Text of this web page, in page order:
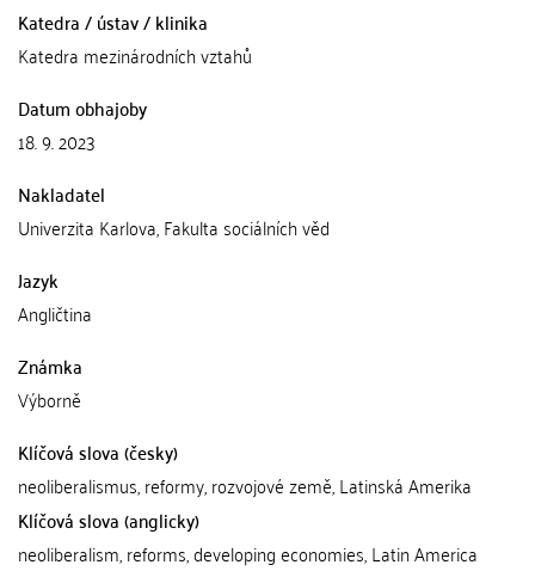
Katedra / ústav / klinika
Katedra mezinárodních vztahů
Datum obhajoby
18. 9. 2023
Nakladatel
Univerzita Karlova, Fakulta sociálních věd
Jazyk
Angličtina
Známka
Výborně
Klíčová slova (česky)
neoliberalismus, reformy, rozvojové země, Latinská Amerika
Klíčová slova (anglicky)
neoliberalism, reforms, developing economies, Latin America